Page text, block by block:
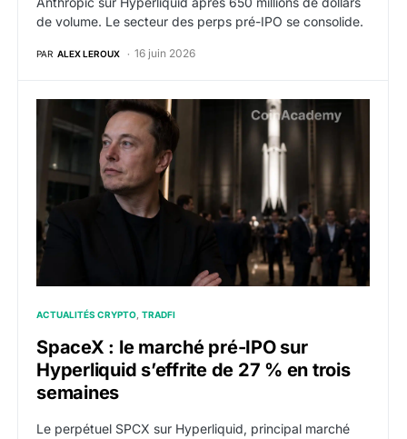
de volume. Le secteur des perps pré-IPO se consolide.
PAR ALEX LEROUX 16 juin 2026
SpaceX : le marché pré-IPO sur Hyperliquid s’effrite
ACTUALITÉS CRYPTO TRADFI
SpaceX : le marché pré-IPO sur
Hyperliquid s’effrite de 27 % en trois
semaines
Le perpétuel SPCX sur Hyperliquid, principal marché